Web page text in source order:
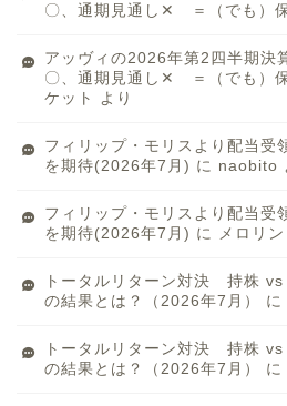
〇、通期見通し✕ ＝（でも）
アッヴィの2026年第2四半期
〇、通期見通し✕ ＝（でも）
ケット
より
フィリップ・モリスより配当受
を期待(2026年7月) に naobito
フィリップ・モリスより配当受
を期待(2026年7月) に メロリン
トータルリターン対決 持株
の結果とは？（2026年7月）
に
トータルリターン対決 持株
の結果とは？（2026年7月）
に